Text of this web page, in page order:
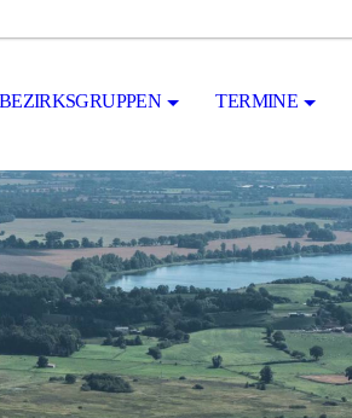
BEZIRKSGRUPPEN TERMINE